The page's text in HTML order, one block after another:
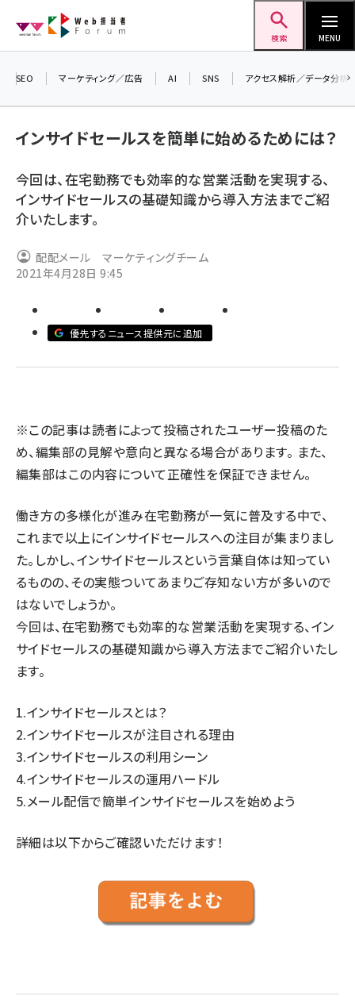
ン
検索 MENU
seo (3519)
ai (2801)
note (2310)
z世代 (1620)
SEO マーケティング／広告 AI SNS アクセス解析／データ分析
インサイドセールスを簡単に始めるためには？
今回は、在宅勤務でも効率的な営業活動を実現する、
インサイドセールスの基礎知識から導入方法までご紹
介いたします。
配配メール マーケティングチーム
2021年4月28日 9:45
優先するニュース提供元に追加
※この記事は読者によって投稿されたユーザー投稿のた
め、編集部の見解や意向と異なる場合があります。 また、
編集部はこの内容について正確性を保証できません。
働き方の多様化が進み在宅勤務が一気に普及する中で、
これまで以上にインサイドセールスへの注目が集まりまし
た。しかし、インサイドセールスという言葉自体は知ってい
るものの、その実態ついてあまりご存知ない方が多いので
はないでしょうか。
今回は、在宅勤務でも効率的な営業活動を実現する、イン
サイドセールスの基礎知識から導入方法までご紹介いたし
ます。
1.インサイドセールスとは？
2.インサイドセールスが注目される理由
3.インサイドセールスの利用シーン
4.インサイドセールスの運用ハードル
5.メール配信で簡単インサイドセールスを始めよう
詳細は以下からご確認いただけます！
差